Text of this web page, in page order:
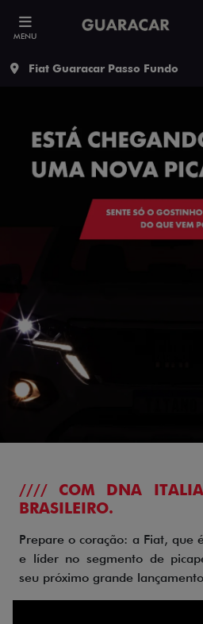
MENU
Fiat Guaracar Passo Fundo
//// COM DNA
BRASILEIRO.
Prepare o coração: a Fiat, que
e líder no segmento de
seu próximo grande